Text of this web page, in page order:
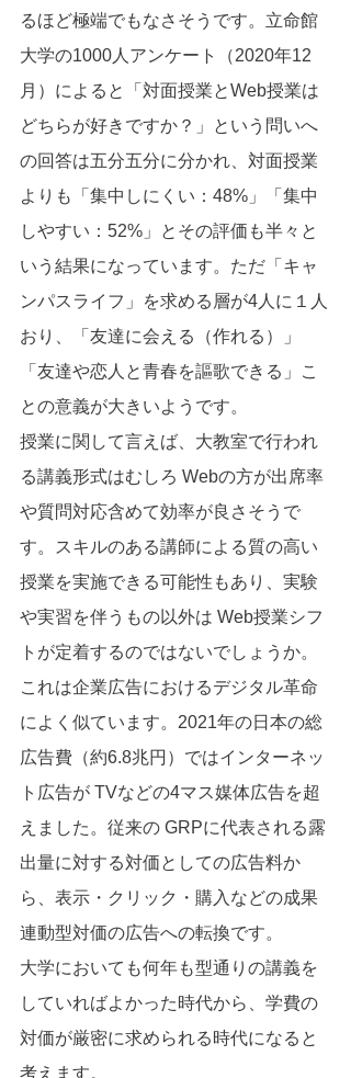
るほど極端でもなさそうです。立命館
大学の1000人アンケート（2020年12
月）によると「対面授業とWeb授業は
どちらが好きですか？」という問いへ
の回答は五分五分に分かれ、対面授業
よりも「集中しにくい：48%」「集中
しやすい：52%」とその評価も半々と
いう結果になっています。ただ「キャ
ンパスライフ」を求める層が4人に１人
おり、「友達に会える（作れる）」
「友達や恋人と青春を謳歌できる」こ
との意義が大きいようです。
授業に関して言えば、大教室で行われ
る講義形式はむしろ Webの方が出席率
や質問対応含めて効率が良さそうで
す。スキルのある講師による質の高い
授業を実施できる可能性もあり、実験
や実習を伴うもの以外は Web授業シフ
トが定着するのではないでしょうか。
これは企業広告におけるデジタル革命
によく似ています。2021年の日本の総
広告費（約6.8兆円）ではインターネッ
ト広告が TVなどの4マス媒体広告を超
えました。従来の GRPに代表される露
出量に対する対価としての広告料か
ら、表示・クリック・購入などの成果
連動型対価の広告への転換です。
大学においても何年も型通りの講義を
していればよかった時代から、学費の
対価が厳密に求められる時代になると
考えます。